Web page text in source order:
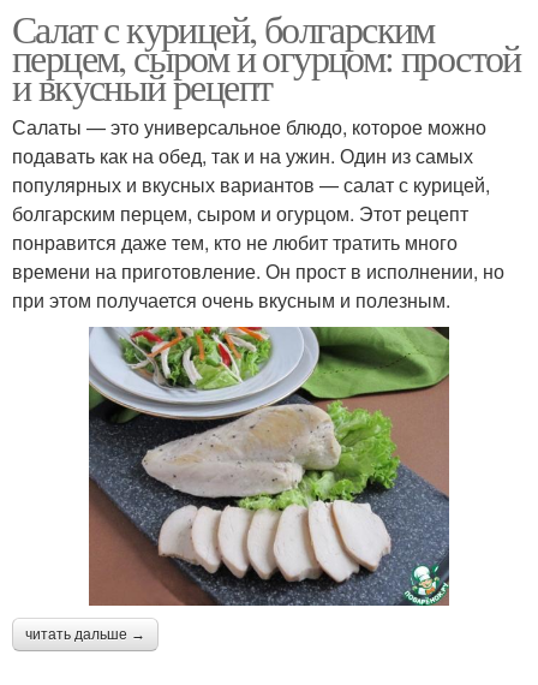
Салат с курицей, болгарским
перцем, сыром и огурцом: простой
и вкусный рецепт
Салаты — это универсальное блюдо, которое можно
подавать как на обед, так и на ужин. Один из самых
популярных и вкусных вариантов — салат с курицей,
болгарским перцем, сыром и огурцом. Этот рецепт
понравится даже тем, кто не любит тратить много
времени на приготовление. Он прост в исполнении, но
при этом получается очень вкусным и полезным.
читать дальше →